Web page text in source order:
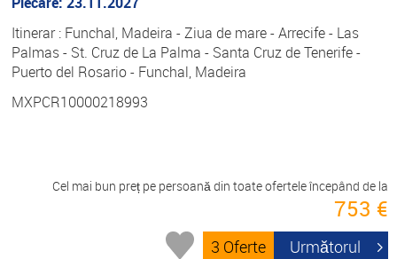
Itinerar : Funchal, Madeira - Ziua de mare - Arrecife - Las
Palmas - St. Cruz de La Palma - Santa Cruz de Tenerife -
Puerto del Rosario - Funchal, Madeira
MXPCR10000218993
Cel mai bun preț pe persoană din toate ofertele începând de la
753 €
3 Oferte Următorul